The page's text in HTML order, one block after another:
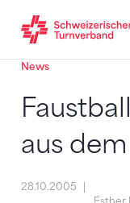
Zum Inhalt springen
Zur Sitemap
Zum Navigieren
News
aus
28.10.2005